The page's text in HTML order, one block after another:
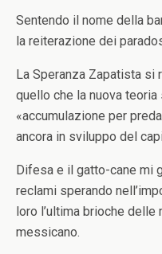
Sentendo il nome della
la reiterazione dei
La Speranza Zapatista
quello che la nuova
«accumulazione per
ancora in sviluppo del
Difesa e il gatto-cane mi
reclami sperando
loro l’ultima brioche
messicano.